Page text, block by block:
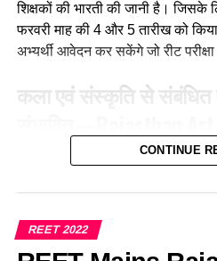
Q. मातृ भाषा से अभिप्राय है?
Ans :- (b)
शिक्षकों की भारती की जानी है। जिसके
फरवरी माह की 4 और 5 तारीख को किया
अभ्यर्थी आवेदन कर सकेंगे जो रीट परीक्षा
कला एवं संस्कृति से संबंधित
(a) भीलवाड़ा
CONTINUE
REET 2022